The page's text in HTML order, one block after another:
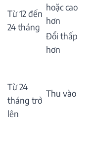
Từ 12 đến
24 tháng
hoặc cao
hơn
Đổi thấp
hơn
Từ 24
tháng trở
lên
Thu vào